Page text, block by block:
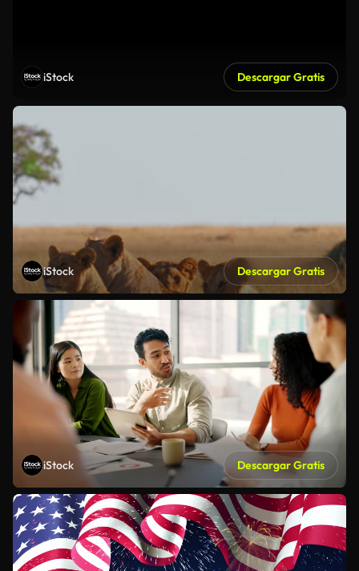
iStock Descargar Gratis
iStock Descargar Gratis
iStock Descargar Gratis